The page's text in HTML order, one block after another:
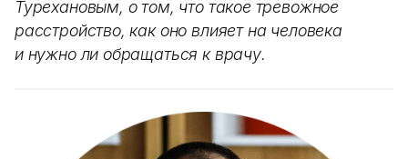
Турехановым, о том, что такое тревожное
расстройство, как оно влияет на человека
и нужно ли обращаться к врачу.